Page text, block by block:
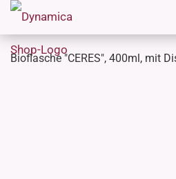
Bioflasche "CERES", 400ml, mit